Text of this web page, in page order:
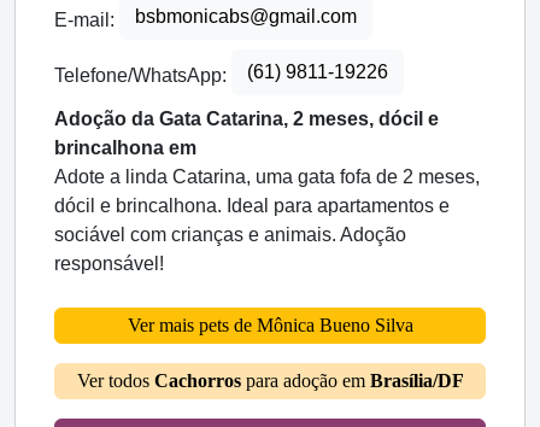
E-mail: bsbmonicabs@gmail.com
Telefone/WhatsApp: (61) 9811-19226
Adoção da Gata Catarina, 2 meses, dócil e
brincalhona em
Adote a linda Catarina, uma gata fofa de 2 meses,
dócil e brincalhona. Ideal para apartamentos e
sociável com crianças e animais. Adoção
responsável!
Ver mais pets de Mônica Bueno Silva
Ver todos Cachorrospara adoção em Brasília/DF